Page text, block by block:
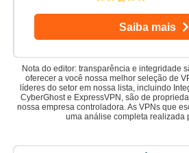
Saiba mais
Nota do editor: transparência e integridade
oferecer a você nossa melhor seleção de
líderes do setor em nossa lista, incluindo
CyberGhost e ExpressVPN, são de
nossa empresa controladora. As VPNs que
uma análise completa realizada